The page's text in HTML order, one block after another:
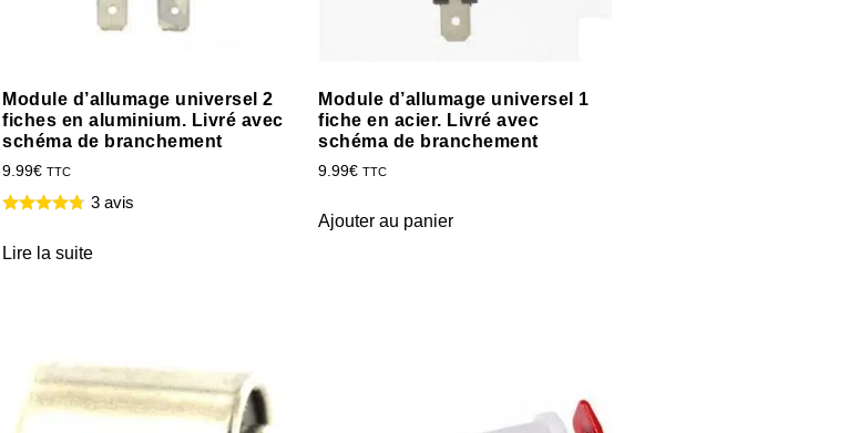
Module d’allumage universel 2
fiches en aluminium. Livré avec
schéma de branchement
9.99€ TTC
3 avis
Lire la suite
Module d’allumage universel 1
fiche en acier. Livré avec
schéma de branchement
9.99€ TTC
Ajouter au panier